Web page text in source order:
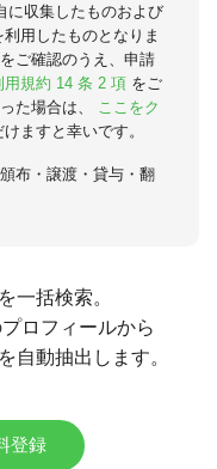
に収集したものおよび
利用したものとなりま
ご確認のうえ、申請
用規約 14 条 2 項 をご
た場合は、
ここをク
ますと幸いです。
布・譲渡・貸与・翻
一括検索。
ロフィールから
自動抽出します。
登録